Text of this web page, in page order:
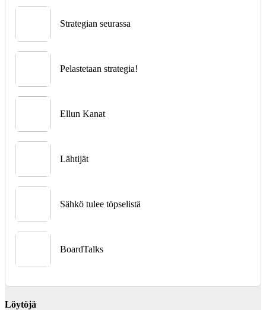
Strategian seurassa
Pelastetaan strategia!
Ellun Kanat
Lähtijät
Sähkö tulee töpselistä
BoardTalks
Löytöjä